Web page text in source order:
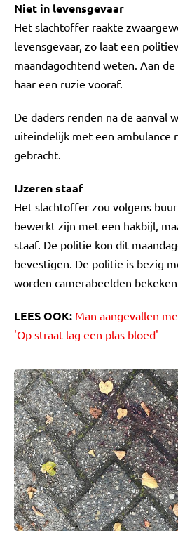
Niet in levensgevaar
Het slachtoffer raakte
levensgevaar, zo laat een
maandagochtend weten. Aan
haar een ruzie vooraf.
De daders renden na de aanval
uiteindelijk met een ambulance
gebracht.
IJzeren staaf
Het slachtoffer zou volgens
bewerkt zijn met een hakbijl,
staaf. De politie kon dit
bevestigen. De politie is bezig
worden camerabeelden
LEES OOK: Man aangevallen
'Op straat lag een plas bloed'